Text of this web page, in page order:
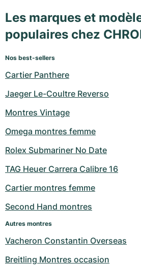
Les marques et
populaires chez
Nos best-sellers
Cartier Panthere
Jaeger Le-Coultre Reverso
Montres Vintage
Omega montres femme
Rolex Submariner No Date
TAG Heuer Carrera Calibre 16
Cartier montres femme
Second Hand montres
Autres montres
Vacheron Constantin Overseas
Breitling Montres occasion